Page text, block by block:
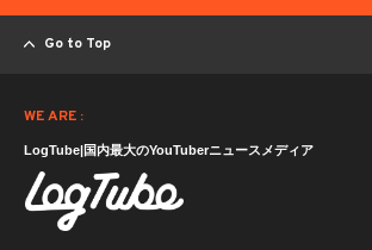
Go to Top
WE ARE :
LogTube|国内最大のYouTuberニュースメディア